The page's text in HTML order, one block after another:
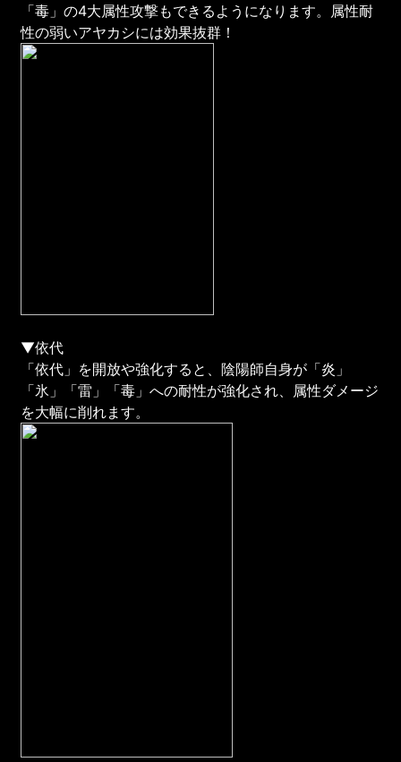
「毒」の4大属性攻撃もできるようになります。属性耐
性の弱いアヤカシには効果抜群！
▼依代
「依代」を開放や強化すると、陰陽師自身が「炎」
「氷」「雷」「毒」への耐性が強化され、属性ダメージ
を大幅に削れます。